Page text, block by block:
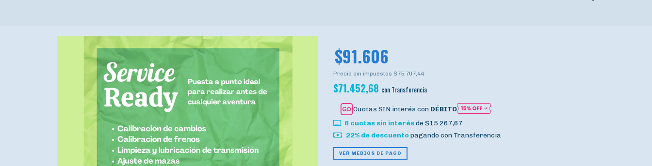
$91.606
Precio sin impuestos $75.707,44
$71.452,68 conTransferencia
Cuotas SIN interés con DÉBITO
6cuotas sin interésde$15.267,67
22% de descuentopagando con Transferencia
VER MEDIOS DE PAGO